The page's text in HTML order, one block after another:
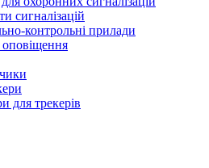
сигналізацій
контрольні прилади
для трекерів